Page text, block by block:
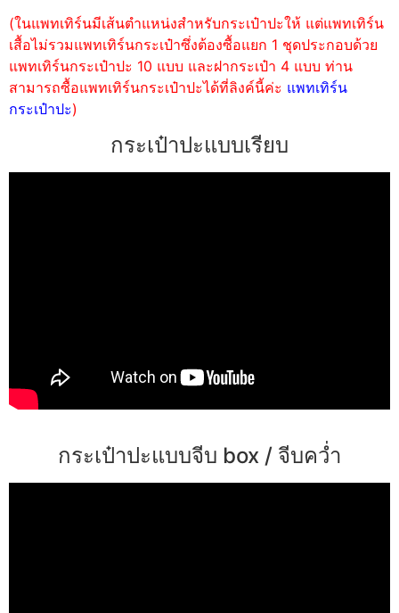
(ในแพทเทิร์นมีเส้นตำแหน่งสำหรับกระเป๋าปะให้ แต่แพทเทิร์น
เสื้อไม่รวมแพทเทิร์นกระเป๋าซึ่งต้องซื้อแยก 1 ชุดประกอบด้วย
แพทเทิร์นกระเป๋าปะ 10 แบบ และฝากระเป๋า 4 แบบ ท่าน
สามารถซื้อแพทเทิร์นกระเป๋าปะได้ที่ลิงค์นี้ค่ะ แพทเทิร์น
กระเป๋าปะ)
กระเป๋าปะแบบเรียบ
กระเป๋าปะแบบจีบ box / จีบคว่ำ